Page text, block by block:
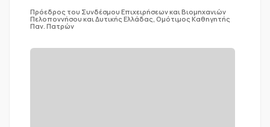
Πρόεδρος του Συνδέσμου Επιχειρήσεων και Βιομηχανιών
Πελοποννήσου και Δυτικής Ελλάδας, Ομότιμος Καθηγητής
Παν. Πατρών